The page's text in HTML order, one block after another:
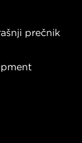
prečnik